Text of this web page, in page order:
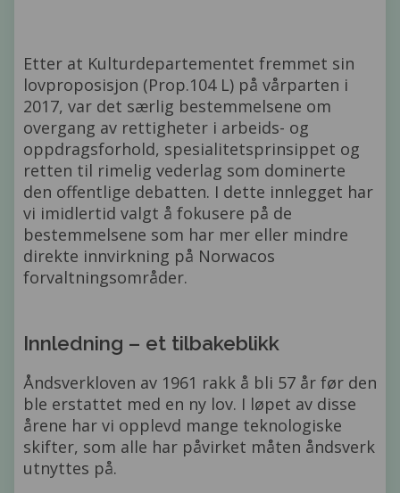
Etter at Kulturdepartementet fremmet sin
lovproposisjon (Prop.104 L) på vårparten i
2017, var det særlig bestemmelsene om
overgang av rettigheter i arbeids- og
oppdragsforhold, spesialitetsprinsippet og
retten til rimelig vederlag som dominerte
den offentlige debatten. I dette innlegget har
vi imidlertid valgt å fokusere på de
bestemmelsene som har mer eller mindre
direkte innvirkning på Norwacos
forvaltningsområder.
Innledning – et tilbakeblikk
Åndsverkloven av 1961 rakk å bli 57 år før den
ble erstattet med en ny lov. I løpet av disse
årene har vi opplevd mange teknologiske
skifter, som alle har påvirket måten åndsverk
utnyttes på.